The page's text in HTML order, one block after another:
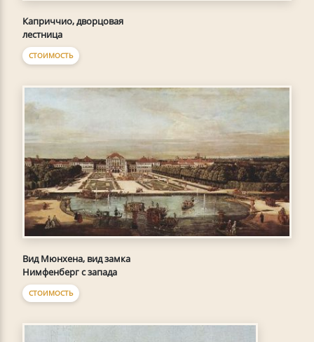
Каприччио, дворцовая
лестница
СТОИМОСТЬ
Вид Мюнхена, вид замка
Нимфенберг с запада
СТОИМОСТЬ